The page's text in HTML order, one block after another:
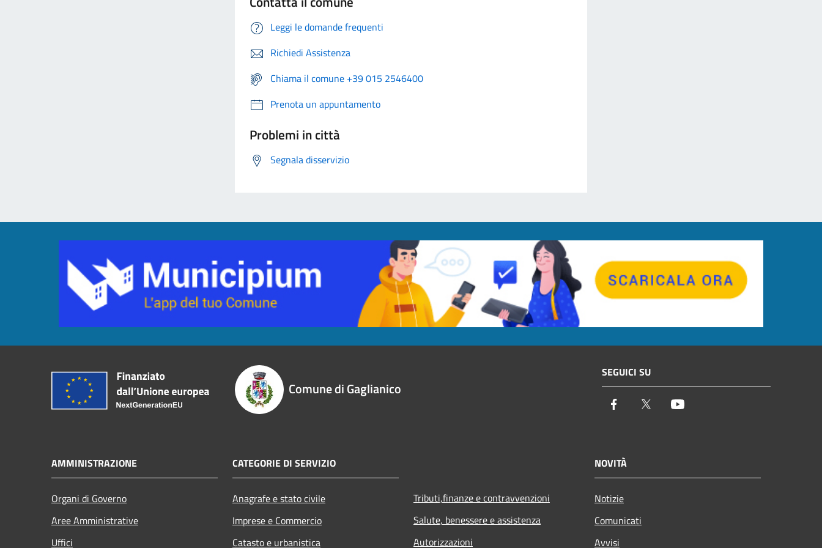
Leggi le domande frequenti
Richiedi Assistenza
Chiama il comune +39 015 2546400
Prenota un appuntamento
Problemi in città
Segnala disservizio
Comune di Gaglianico
SEGUICI SU
Facebook Twitter
AMMINISTRAZIONE
Organi di Governo
Aree Amministrative
Uffici
CATEGORIE DI SERVIZIO
Anagrafe e stato civile
Imprese e Commercio
Catasto e urbanistica
Tributi,finanze e contravvenzioni
Salute, benessere e assistenza
Autorizzazioni
NOVITÀ
Notizie
Comunicati
Avvisi